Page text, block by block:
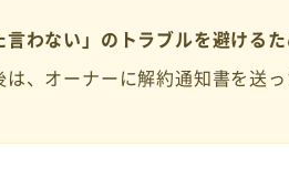
言わない」のトラブルを避ける
は、オーナーに解約通知書を送